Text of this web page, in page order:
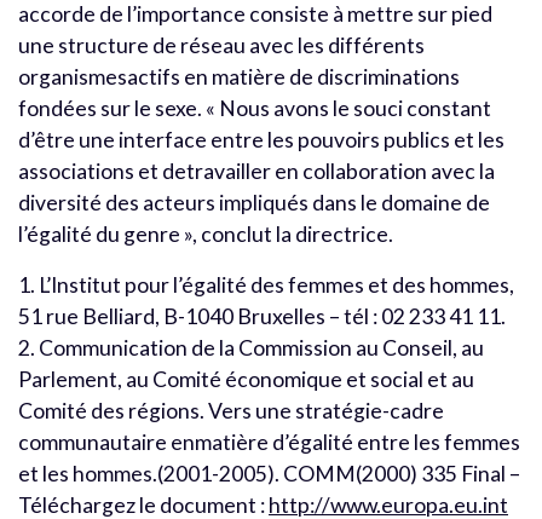
accorde de l’importance consiste à mettre sur pied
une structure de réseau avec les différents
organismesactifs en matière de discriminations
fondées sur le sexe. « Nous avons le souci constant
d’être une interface entre les pouvoirs publics et les
associations et detravailler en collaboration avec la
diversité des acteurs impliqués dans le domaine de
l’égalité du genre », conclut la directrice.
1. L’Institut pour l’égalité des femmes et des hommes,
51 rue Belliard, B-1040 Bruxelles – tél : 02 233 41 11.
2. Communication de la Commission au Conseil, au
Parlement, au Comité économique et social et au
Comité des régions. Vers une stratégie-cadre
communautaire enmatière d’égalité entre les femmes
et les hommes.(2001-2005). COMM(2000) 335 Final –
Téléchargez le document :http://www.europa.eu.int